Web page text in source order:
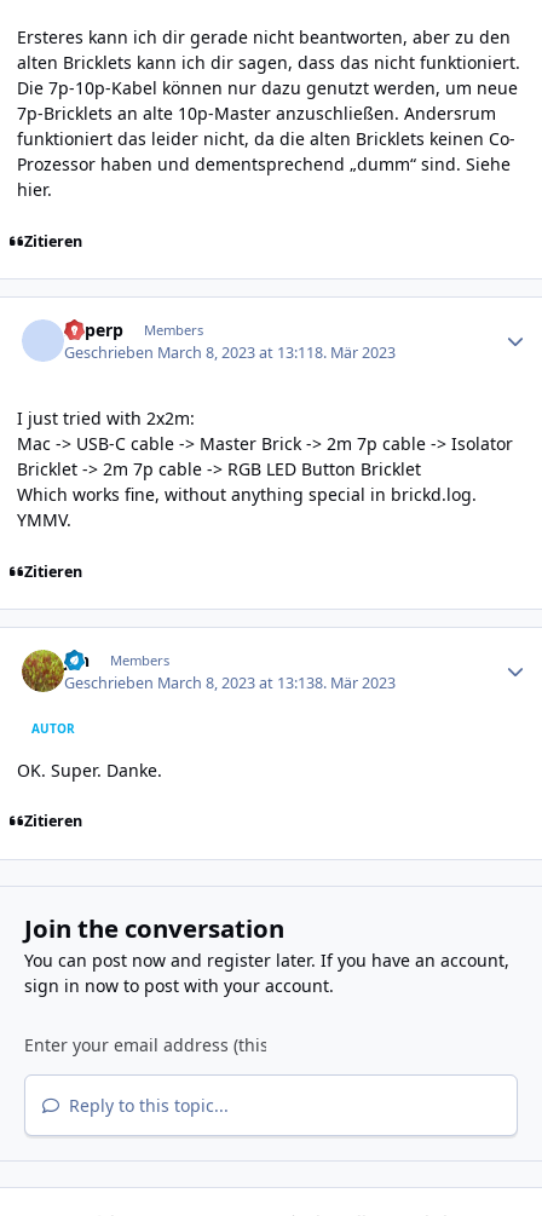
Ersteres kann ich dir gerade nicht beantworten, aber zu den
alten Bricklets kann ich dir sagen, dass das nicht funktioniert.
Die 7p-10p-Kabel können nur dazu genutzt werden, um neue
7p-Bricklets an alte 10p-Master anzuschließen. Andersrum
funktioniert das leider nicht, da die alten Bricklets keinen Co-
Prozessor haben und dementsprechend „dumm“ sind. Siehe
hier.
Zitieren
Superp Members
Geschrieben March 8, 2023 at 13:118. Mär 2023
I just tried with 2x2m:
Mac -> USB-C cable -> Master Brick -> 2m 7p cable -> Isolator
Bricklet -> 2m 7p cable -> RGB LED Button Bricklet
Which works fine, without anything special in brickd.log.
YMMV.
Zitieren
jan Members
Geschrieben March 8, 2023 at 13:138. Mär 2023
AUTOR
OK. Super. Danke.
Zitieren
Join the conversation
You can post now and register later. If you have an account,
sign in nowto post with your account.
Reply to this topic...